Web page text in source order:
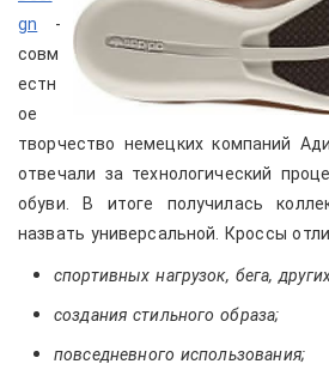
gn
-
совм
естн
ое
творчество немецких компаний
отвечали за технологический
обуви. В итоге получилась
назвать универсальной. Кроссы
спортивных нагрузок, бега,
создания стильного образа;
повседневного использования;